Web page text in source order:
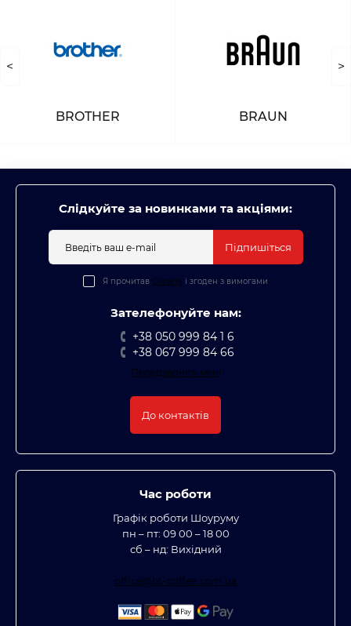
<
BROTHER BRAUN
>
Слідкуйте за новинками та акціями:
Підпишіться
Я прочитав Оплата і згоден з вимогами
Зателефонуйте нам:
+38 050 999 84 1 6
+38 067 999 84 66
Передзвоніть мені
До контактів
Час роботи
Графік роботи Шоуруму
пн – пт: 09 00 – 18 00
сб – нд: Вихідний
office@bt-coffee.com.ua